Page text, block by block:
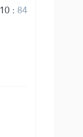
10: 84